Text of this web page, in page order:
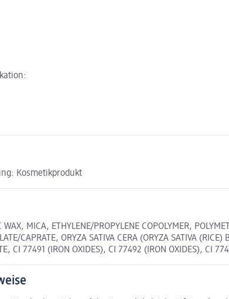
Kosmetikprodukt
WAX, MICA, ETHYLENE/PROPYLENE COPOLYMER,
CAPRATE, ORYZA SATIVA CERA (ORYZA SATIVA
CI 77491 (IRON OXIDES), CI 77492 (IRON OXIDES), CI